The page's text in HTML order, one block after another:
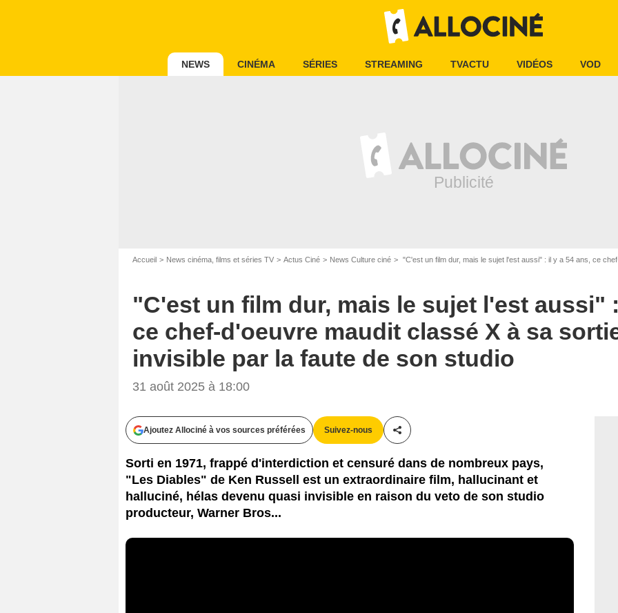
NEWS CINÉMA SÉRIES STREAMING TVACTU VIDÉOS VOD
Accueil News cinéma, films et séries TV Actus Ciné News Culture ciné "C'est un film dur, mais le sujet l'est aussi" : il y a 54 ans, ce chef-d'oeuvre maudit
"C'est un film dur, mais le sujet l'est aussi"
ce chef-d'oeuvre maudit classé X à sa
invisible par la faute de son studio
31 août 2025 à 18:00
Ajoutez Allociné à vos sources préférées Suivez-nous
Partager cet article
Sorti en 1971, frappé d'interdiction et censuré dans de nombreux pays,
"Les Diables" de Ken Russell est un extraordinaire film, hallucinant et
halluciné, hélas devenu quasi invisible en raison du veto de son studio
producteur, Warner Bros...